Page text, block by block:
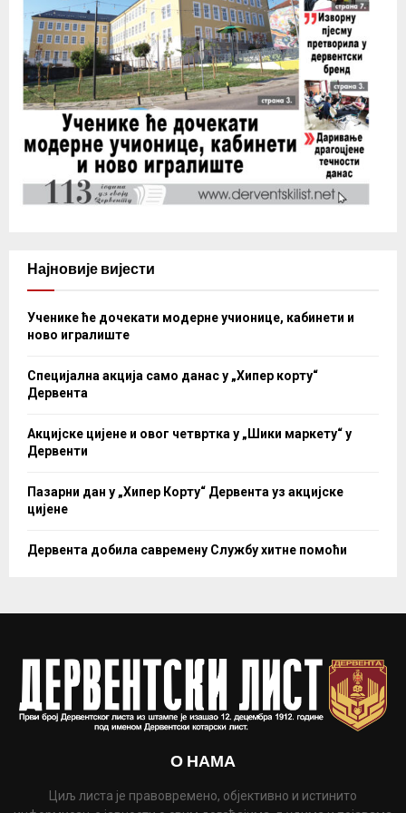
Најновије вијести
Ученике ће дочекати модерне учионице, кабинети и
ново игралиште
Специјална акција само данас у „Хипер корту“
Дервента
Акцијске цијене и овог четвртка у „Шики маркету“ у
Дервенти
Пазарни дан у „Хипер Корту“ Дервента уз акцијске
цијене
Дервента добила савремену Службу хитне помоћи
О НАМА
Циљ листа је правовремено, објективно и истинито